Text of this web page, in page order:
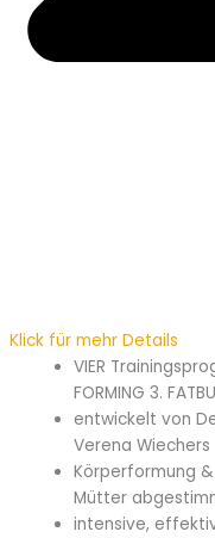
Klick für mehr Details
VIER
FORMING 3.
entwickelt von
Verena Wiechers
Körperformung
Mütter
intensive,